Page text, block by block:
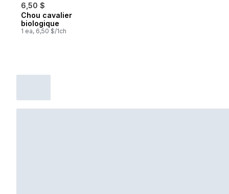
6,50 $
Chou cavalier
biologique
1 ea, 6,50 $/1ch